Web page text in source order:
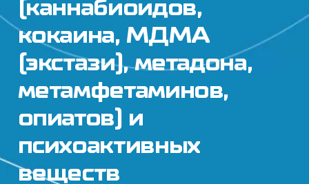
(каннабиоидов,
кокаина, МДМА
(экстази), метадона,
метамфетаминов,
опиатов) и
психоактивных
веществ